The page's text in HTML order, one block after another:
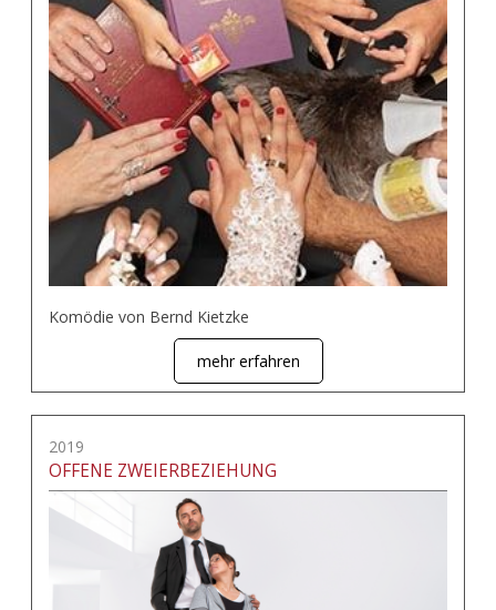
Komödie von Bernd Kietzke
mehr erfahren
2019
OFFENE ZWEIERBEZIEHUNG